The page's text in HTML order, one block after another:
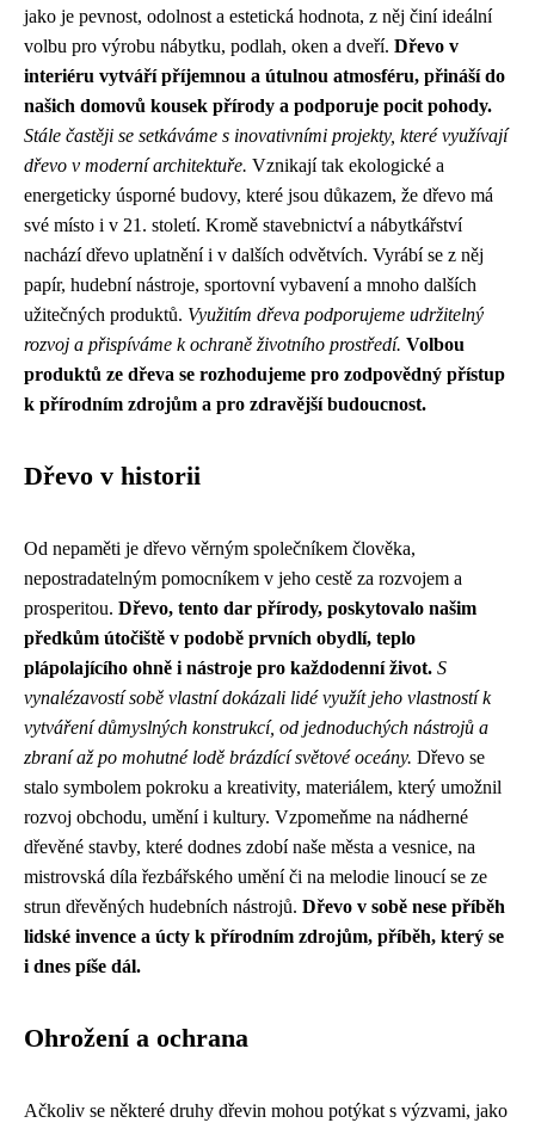
jako je pevnost, odolnost a estetická hodnota, z něj činí ideální
volbu pro výrobu nábytku, podlah, oken a dveří. Dřevo v
interiéru vytváří příjemnou a útulnou atmosféru, přináší do
našich domovů kousek přírody a podporuje pocit pohody.
Stále častěji se setkáváme s inovativními projekty, které využívají
dřevo v moderní architektuře. Vznikají tak ekologické a
energeticky úsporné budovy, které jsou důkazem, že dřevo má
své místo i v 21. století. Kromě stavebnictví a nábytkářství
nachází dřevo uplatnění i v dalších odvětvích. Vyrábí se z něj
papír, hudební nástroje, sportovní vybavení a mnoho dalších
užitečných produktů. Využitím dřeva podporujeme udržitelný
rozvoj a přispíváme k ochraně životního prostředí. Volbou
produktů ze dřeva se rozhodujeme pro zodpovědný přístup
k přírodním zdrojům a pro zdravější budoucnost.
Dřevo v historii
Od nepaměti je dřevo věrným společníkem člověka,
nepostradatelným pomocníkem v jeho cestě za rozvojem a
prosperitou. Dřevo, tento dar přírody, poskytovalo našim
předkům útočiště v podobě prvních obydlí, teplo
plápolajícího ohně i nástroje pro každodenní život. S
vynalézavostí sobě vlastní dokázali lidé využít jeho vlastností k
vytváření důmyslných konstrukcí, od jednoduchých nástrojů a
zbraní až po mohutné lodě brázdící světové oceány. Dřevo se
stalo symbolem pokroku a kreativity, materiálem, který umožnil
rozvoj obchodu, umění i kultury. Vzpomeňme na nádherné
dřevěné stavby, které dodnes zdobí naše města a vesnice, na
mistrovská díla řezbářského umění či na melodie linoucí se ze
strun dřevěných hudebních nástrojů. Dřevo v sobě nese příběh
lidské invence a úcty k přírodním zdrojům, příběh, který se
i dnes píše dál.
Ohrožení a ochrana
Ačkoliv se některé druhy dřevin mohou potýkat s výzvami, jako